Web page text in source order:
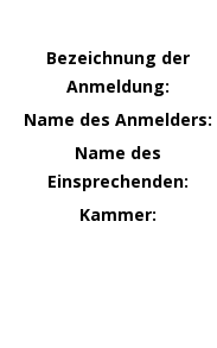
Bezeichnung der
Anmeldung:
Name des Anmelders:
Name des
Einsprechenden:
Kammer: